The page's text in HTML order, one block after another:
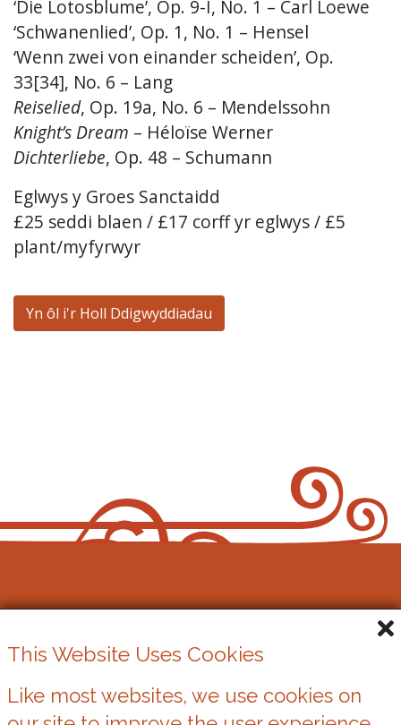
‘Die Lotosblume’, Op. 9-I, No. 1 – Carl Loewe
‘Schwanenlied’, Op. 1, No. 1 – Hensel
‘Wenn zwei von einander scheiden’, Op.
33[34], No. 6 – Lang
Reiselied, Op. 19a, No. 6 – Mendelssohn
Knight’s Dream – Héloïse Werner
Dichterliebe, Op. 48 – Schumann
Eglwys y Groes Sanctaidd
£25 seddi blaen / £17 corff yr eglwys / £5
plant/myfyrwyr
Yn ôl i'r Holl Ddigwyddiadau
This Website Uses Cookies
Like most websites, we use cookies on